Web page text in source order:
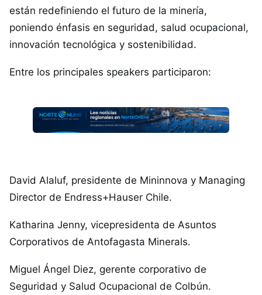
están redefiniendo el futuro de la minería,
poniendo énfasis en seguridad, salud ocupacional,
innovación tecnológica y sostenibilidad.
Entre los principales speakers participaron:
David Alaluf, presidente de Mininnova y Managing
Director de Endress+Hauser Chile.
Katharina Jenny, vicepresidenta de Asuntos
Corporativos de Antofagasta Minerals.
Miguel Ángel Diez, gerente corporativo de
Seguridad y Salud Ocupacional de Colbún.